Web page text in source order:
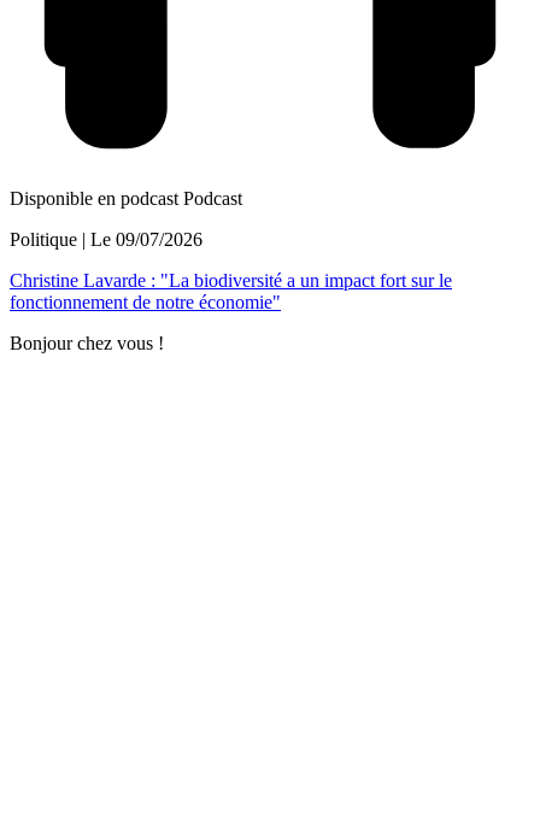
Disponible en podcast Podcast
Politique | Le 09/07/2026
Christine Lavarde : "La biodiversité a un impact fort sur le
fonctionnement de notre économie"
Bonjour chez vous !